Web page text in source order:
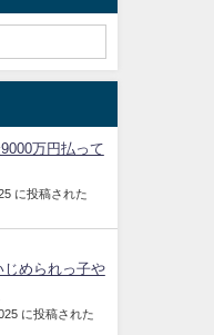
万円払って
に投稿された
じめられっ子や
に投稿された